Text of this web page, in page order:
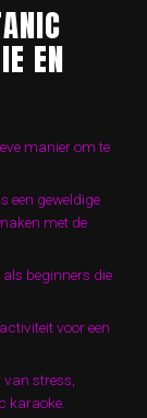
EN
manier om te
een geweldige
met de
beginners die
voor een
stress,
karaoke.